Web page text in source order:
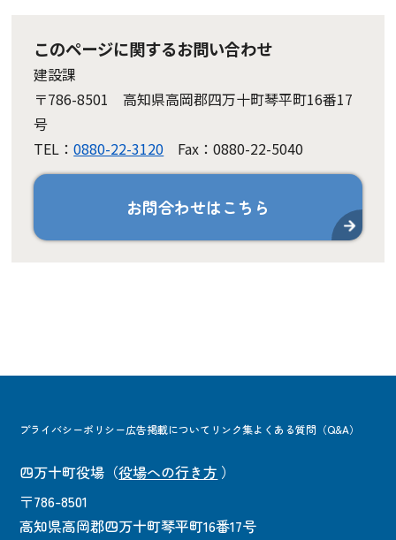
このページに関するお問い合わせ
建設課
〒786-8501 高知県高岡郡四万十町琴平町16番17
号
TEL：0880-22-3120 Fax：0880-22-5040
お問合わせはこちら
プライバシーポリシー広告掲載について リンク集よくある質問（Q&A）
四万十町役場 （役場への行き方 ）
〒786-8501
高知県高岡郡四万十町琴平町16番17号